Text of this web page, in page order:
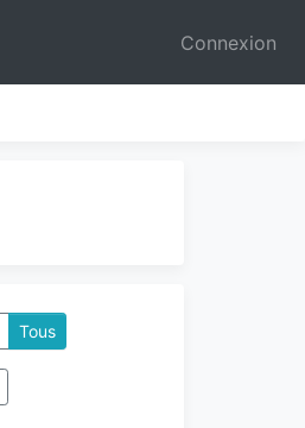
Connexion
Tous